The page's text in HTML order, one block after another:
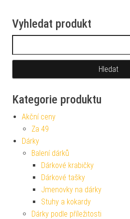
Vyhledat produkt
Kategorie produktu
Akční ceny
Za 49
Dárky
Balení dárků
Dárkové krabičky
Dárkové tašky
Jmenovky na dárky
Stuhy a kokardy
Dárky podle příležitosti